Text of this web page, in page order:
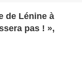
de Lénine à
pas ! »,